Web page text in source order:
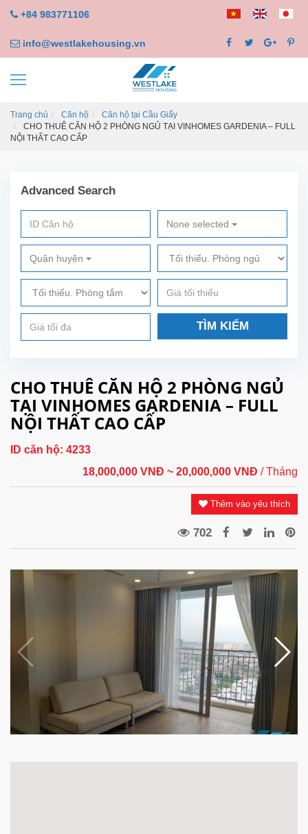
+84 983771106
info@westlakehousing.vn
Trang chủ Căn hộ
Căn hộ tại Cầu Giấy
CHO THUÊ CĂN HỘ 2 PHÒNG NGỦ TẠI VINHOMES GARDENIA – FULL
NỘI THẤT CAO CẤP
Advanced Search
None selected
Quận huyện
TÌM KIẾM
CHO THUÊ CĂN HỘ 2 PHÒNG NGỦ
TẠI VINHOMES GARDENIA – FULL
NỘI THẤT CAO CẤP
ID căn hộ: 4233
18,000,000 VNĐ ~ 20,000,000 VNĐ / Tháng
Thêm vào yêu thích
702